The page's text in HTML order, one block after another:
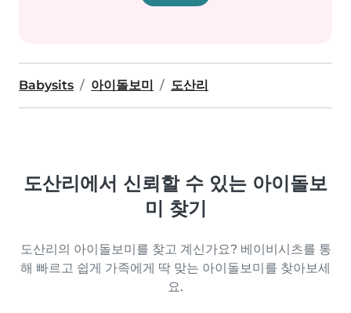
Babysits 아이돌보미 도산리
도산리에서 신뢰할 수 있는 아이돌보
미 찾기
도산리의 아이돌보미를 찾고 계신가요? 베이비시츠를 통
해 빠르고 쉽게 가족에게 딱 맞는 아이돌보미를 찾아보세
요.